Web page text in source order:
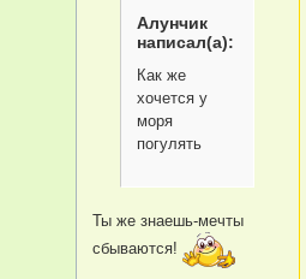
Алунчик
написал(а):
Как же
хочется у
моря
погулять
Ты же знаешь-мечты
сбываются!